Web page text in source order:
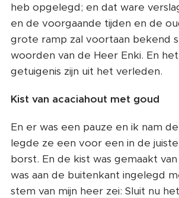
heb opgelegd; en dat ware
en de voorgaande tijden en de
grote ramp zal voortaan bekend
woorden van de Heer Enki. En
getuigenis zijn uit het verleden.
Kist van acaciahout met goud
En er was een pauze en ik nam
legde ze een voor een in de
borst. En de kist was gemaakt
was aan de buitenkant ingelegd
stem van mijn heer zei: Sluit nu